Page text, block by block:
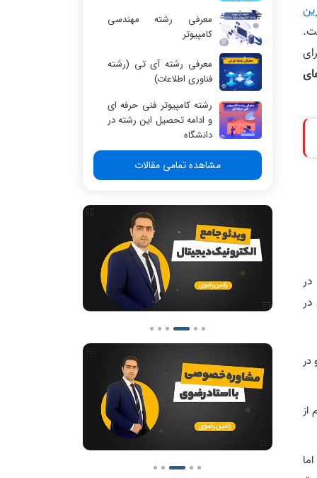
در
از
معرفی رشته مهندسی
کامپیوتر
معرفی رشته آی تی (رشته
فناوری اطلاعات)
رشته کامپیوتر فنی حرفه ای
و ادامه تحصیل این رشته در
دانشگاه
مشاهده تمامی مقالات